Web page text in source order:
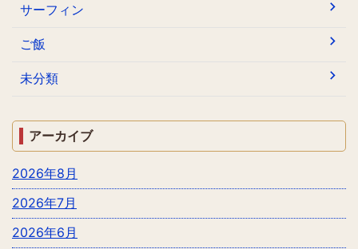
サーフィン
ご飯
未分類
アーカイブ
2026年8月
2026年7月
2026年6月